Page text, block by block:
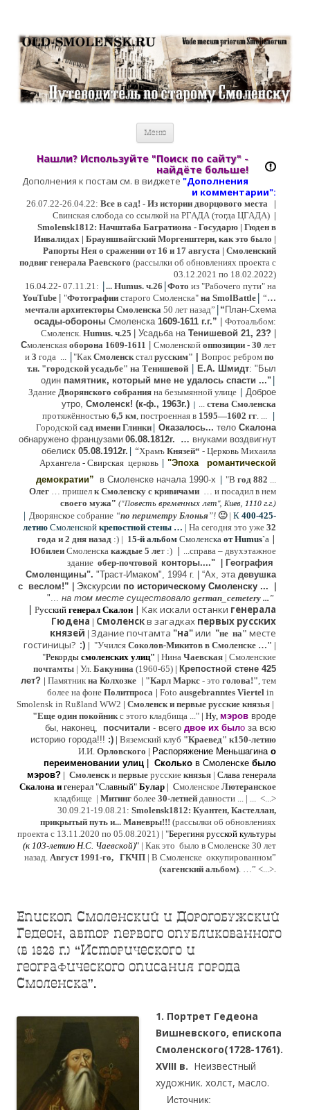
открытки, карты …
Меню
Нашли? Используйте "Поиск по сайту" -
найдёте больше!
Дополнения к постам см. в виджете "Дополнения
и комментарии":
26.07.22-26.04.22: Все в сад! - Из истории дворцового места
|
Свинская слобода со ссылкой на РГАДА (тогда ЦГАДА) |
Smolensk1812: Начштаба Багратиона - Государю | Гюден в
Инвалидах | Брауншвайгский Моргенштерн, как это было |
Рапорты Нея о сражении от 16 и 17 августа | Смоленский
подвиг генерала Раевского (рассылки об обновлениях проекта с
03.12.2021 по 18.02.2022)
16.04.22- 07.11.21: |... Humus. ч.26 |Фото из "Рабочего пути" на
YouTube
"Фотографии старого Смоленска" на SmolBattle | “…
мечтали архитекторы Смоленска 50 лет назад” | “ План-Схема
осады-обороны Смоленска 1609-1611 г.г.”
Фотоальбом:
Смоленск. Humus. ч.25 | Усадьба на Тенишевой 21, 23?
Смоленская оборона 1609-1611 Смоленской оппозиции - 30 лет
и 3 года ... |"Как Смоленскстал русским" Вопрос ребром по
т.н. "городской усадьбе" на Тенишевой | Е.А. Шмидт: "Был
один памятник, который мне не удалось спасти ..." |
Здание Дворянского собрания на безымянной улице | Доброе
утро, Смоленск! (к-ф., 1963г.) | ... стена Смоленска
протяжённостью 6,5 км, построенная в 1595—1602 гг. ... |
Городской сад имени Глинки | Оказалось... тело Скалона
обнаружено французами 06.08.1812г. … внуками воздвигнут
обелиск 05.08.1912г. | “Храмъ Князей“ - Церковь Михаила
Архангела - Свирская церковь | "Эпохаромантической
демократии” в Смоленске начала 1990-х | "В год 882 ...
Олег … пришел к Смоленску с кривичами … и посадил в нем
своего мужа" ("Повесть временных лет", Киев, 1110 г.г.)
| Дворянское собрание “по периметру Блонья”! 🙂| К 400-425-
летию Смоленской крепостной стены … | На сегодня это уже 32
года и 2 дня назад :) | 15-й альбом Смоленска от Humus`a |
Юбилеи Смоленска каждые 5 лет :) | ...справа – двухэтажное
здание обер-почтовой конторы...."
Гeография
Cмоленщины". "Траст-Имаком", 1994 г. “Ах, эта девушка
с веслом!”
Экскурсии по историческому Смоленску ...
"... на том месте существовало german_cemetery ..."
| Русский генерал Скалон | Как искали останки генерала
Гюдена | Смоленскв загадках первых русских
князей | Здание почтамта "на"или "не на" месте
гостиницы? :) | "Учился Соколов-Микитов в Смоленске …" |
"Рекорды смоленских улиц" | Нина Чаевская | Смоленские
почтамты | Ул. Бакунина (1960-65) | Крепостной стене 425
лет? | Памятник на Колхозке | "Карл Маркс - это голова!", тем
более на фоне Политпроса | Foto ausgebranntes Viertel in
Smolensk in Rußland WW2 | Смоленск и первые русские князья |
"Еще один покойникс этого кладбища ..." | Ну, мэров вроде
бы, наконец, посчитали - всего двое их было за всю
историю города!!! :) | Вяземский клуб "Краевед" к150-летию
И.И. Орловского | Распоряжение Меньшагина о
переименовании улиц
Сколько в Смоленске было
мэров? | Смоленски первые русские князья | Слава генерала
Скалона и генерал "Славный" Булар | Смоленское Лютерaнское
кладбище | Митинг более 30-летней давности ... | ... <...>
30.09.21-19.08.21: Smolensk1812: Куантен, Кастеллан,
прикрытый путь и... Маневры!!! (рассылки об обновлениях
проекта с 13.11.2020 по 05.08.2021) | "Берегиня русской культуры
(к 103-летию Н.С. Чаевской)" | Как это было в Смоленске 30 лет
назад. Август 1991-го, ГКЧП | В Смоленске оккупированном”
(хагенский альбом). …” <...>.
Епископ Смоленский и Дорогобужский
Гедеон, автор первого опубликованного
(в 1828 г.) “Исторического и
географического описания города
Смоленска”.
1. Портрет Гедеона
Вишневского, епископа
Смоленского(1728-1761).
XVIII в. Неизвестный
художник. холст, масло.
Источник: